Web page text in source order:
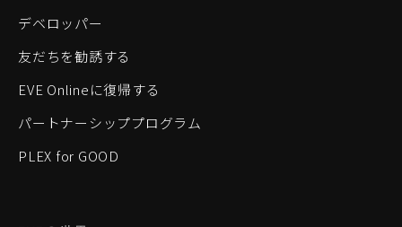
デベロッパー
友だちを勧誘する
EVE Onlineに復帰する
パートナーシッププログラム
PLEX for GOOD